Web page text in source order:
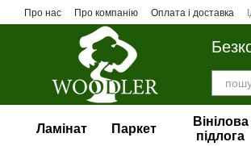
Перейти до основного контенту
Про нас Про компанію Оплата і доставка
Ламінат Паркет
Вінілова
пiдлога